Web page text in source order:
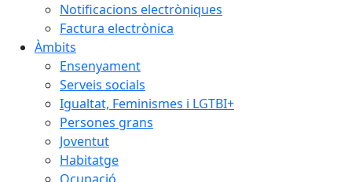
Notificacions electròniques
Factura electrònica
Àmbits
Ensenyament
Serveis socials
Igualtat, Feminismes i LGTBI+
Persones grans
Joventut
Habitatge